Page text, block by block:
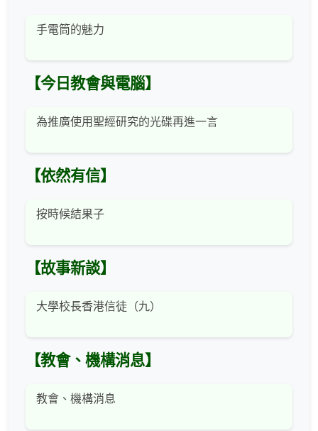
手電筒的魅力
【今日教會與電腦】
為推廣使用聖經研究的光碟再進一言
【依然有信】
按時候結果子
【故事新談】
大學校長香港信徒（九）
【教會、機構消息】
教會、機構消息